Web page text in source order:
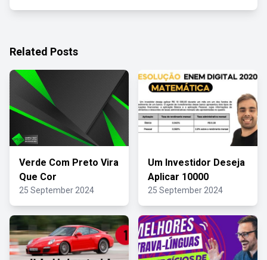
Related Posts
Verde Com Preto Vira
Que Cor
25 September 2024
Um Investidor Deseja
Aplicar 10000
25 September 2024